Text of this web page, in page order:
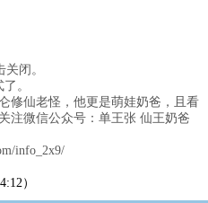
闭。
。
修仙老怪，他更是萌娃奶爸，且看
注微信公众号：单王张 仙王奶爸
info_2x9/
）